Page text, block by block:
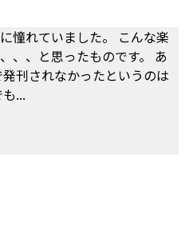
憧れていました。 こんな楽
、、と思ったものです。 あ
刊されなかったというのは
...